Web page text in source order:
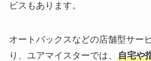
ビスもあります。
オートバックスなどの店舗型サー
り、ユアマイスターでは、 自宅や